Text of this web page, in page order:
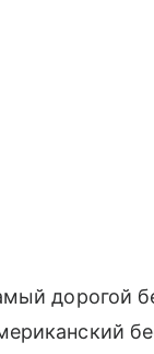
дорогой